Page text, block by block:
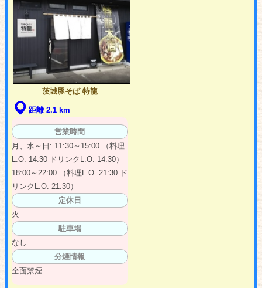
茨城豚そば 特龍
距離 2.1 km
営業時間
月、水～日: 11:30～15:00 （料理
L.O. 14:30 ドリンクL.O. 14:30）
18:00～22:00 （料理L.O. 21:30 ド
リンクL.O. 21:30）
定休日
火
駐車場
なし
分煙情報
全面禁煙